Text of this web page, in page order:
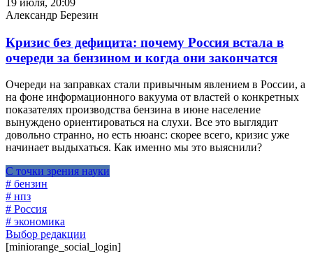
Александр Березин
Кризис без дефицита: почему Россия встала в
очереди за бензином и когда они закончатся
Очереди на заправках стали привычным явлением в России, а
на фоне информационного вакуума от властей о конкретных
показателях производства бензина в июне население
вынуждено ориентироваться на слухи. Все это выглядит
довольно странно, но есть нюанс: скорее всего, кризис уже
начинает выдыхаться. Как именно мы это выяснили?
С точки зрения науки
# бензин
# нпз
# Россия
# экономика
Выбор редакции
[miniorange_social_login]